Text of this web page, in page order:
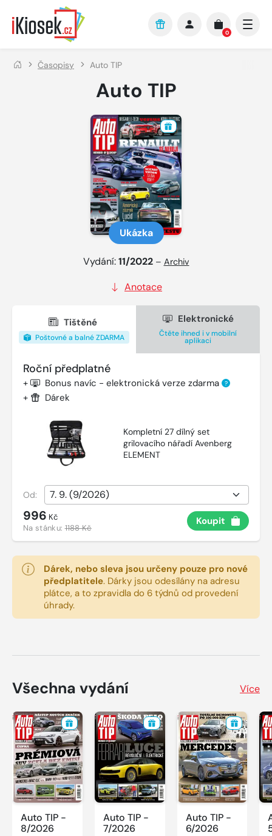
Přejít na hlavní obsah
0
Časopisy Auto TIP
Auto TIP
Ukázka
Vydání:11/2022 – Archiv
Anotace
Tištěné
Poštovné a balné ZDARMA
Elektronické
Čtěte ihned i v mobilní
aplikaci
Roční předplatné
+ Bonus navíc - elektronická verze zdarma ?
+ Dárek
Kompletní 27 dílný set
grilovacího nářadí Avenberg
ELEMENT
Od:
996 Kč
Na stánku:1188 Kč
Koupit
Dárek, nebo sleva jsou určeny pouze pro nové
předplatitele. Dárky jsou odesílány na adresu
plátce, a to zpravidla do 6 týdnů od provedení
úhrady.
Všechna vydání Více
Auto TIP -
8/2026
Auto TIP -
7/2026
Auto TIP -
6/2026